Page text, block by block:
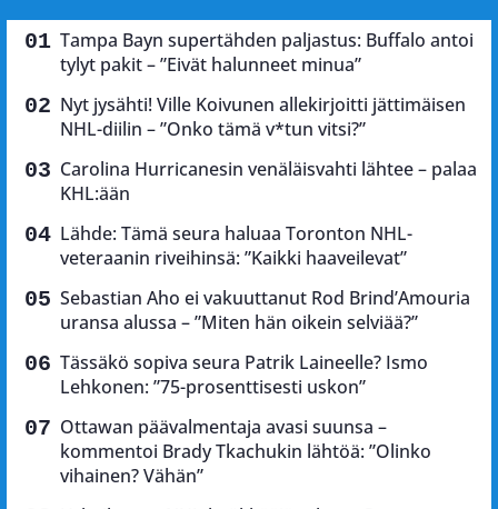
Tampa Bayn supertähden paljastus: Buffalo antoi
tylyt pakit – ”Eivät halunneet minua”
Nyt jysähti! Ville Koivunen allekirjoitti jättimäisen
NHL-diilin – ”Onko tämä v*tun vitsi?”
Carolina Hurricanesin venäläisvahti lähtee – palaa
KHL:ään
Lähde: Tämä seura haluaa Toronton NHL-
veteraanin riveihinsä: ”Kaikki haaveilevat”
Sebastian Aho ei vakuuttanut Rod Brind’Amouria
uransa alussa – ”Miten hän oikein selviää?”
Tässäkö sopiva seura Patrik Laineelle? Ismo
Lehkonen: ”75-prosenttisesti uskon”
Ottawan päävalmentaja avasi suunsa –
kommentoi Brady Tkachukin lähtöä: ”Olinko
vihainen? Vähän”